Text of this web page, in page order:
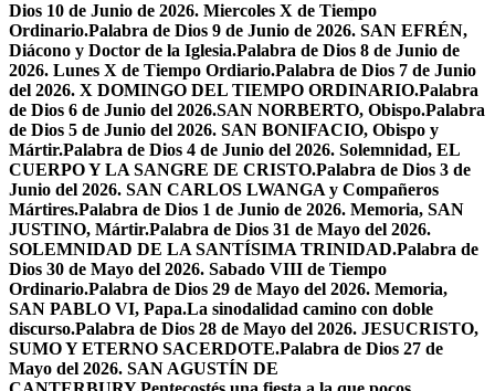
Dios 10 de Junio de 2026. Miercoles X de Tiempo
Ordinario.Palabra de Dios 9 de Junio de 2026. SAN EFRÉN,
Diácono y Doctor de la Iglesia.Palabra de Dios 8 de Junio de
2026. Lunes X de Tiempo Ordiario.Palabra de Dios 7 de Junio
del 2026. X DOMINGO DEL TIEMPO ORDINARIO.Palabra
de Dios 6 de Junio del 2026.SAN NORBERTO, Obispo.Palabra
de Dios 5 de Junio del 2026. SAN BONIFACIO, Obispo y
Mártir.Palabra de Dios 4 de Junio del 2026. Solemnidad, EL
CUERPO Y LA SANGRE DE CRISTO.Palabra de Dios 3 de
Junio del 2026. SAN CARLOS LWANGA y Compañeros
Mártires.Palabra de Dios 1 de Junio de 2026. Memoria, SAN
JUSTINO, Mártir.Palabra de Dios 31 de Mayo del 2026.
SOLEMNIDAD DE LA SANTÍSIMA TRINIDAD.Palabra de
Dios 30 de Mayo del 2026. Sabado VIII de Tiempo
Ordinario.Palabra de Dios 29 de Mayo del 2026. Memoria,
SAN PABLO VI, Papa.La sinodalidad camino con doble
discurso.Palabra de Dios 28 de Mayo del 2026. JESUCRISTO,
SUMO Y ETERNO SACERDOTE.Palabra de Dios 27 de
Mayo del 2026. SAN AGUSTÍN DE